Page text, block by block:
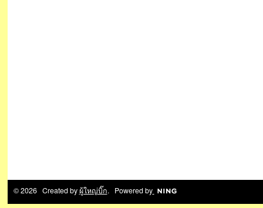
© 2026 Created byผู้ใหญ่บิ๊ก. Powered by